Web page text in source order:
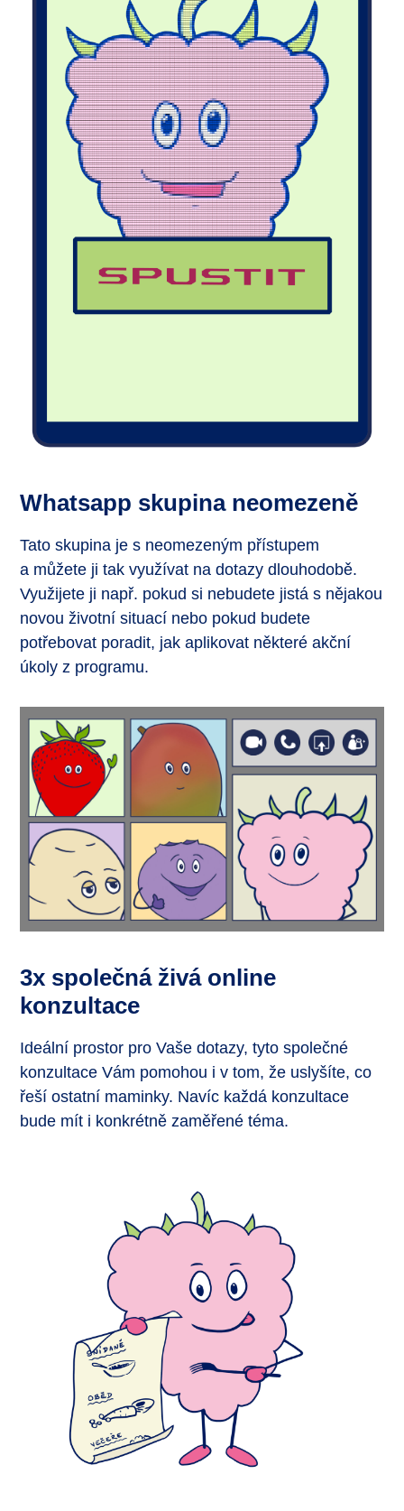
Whatsapp skupina neomezeně
Tato skupina je s neomezeným přístupem
a můžete ji tak využívat na dotazy dlouhodobě.
Využijete ji např. pokud si nebudete jistá s nějakou
novou životní situací nebo pokud budete
potřebovat poradit, jak aplikovat některé akční
úkoly z programu.
3x společná živá online
konzultace
Ideální prostor pro Vaše dotazy, tyto společné
konzultace Vám pomohou i v tom, že uslyšíte, co
řeší ostatní maminky. Navíc každá konzultace
bude mít i konkrétně zaměřené téma.